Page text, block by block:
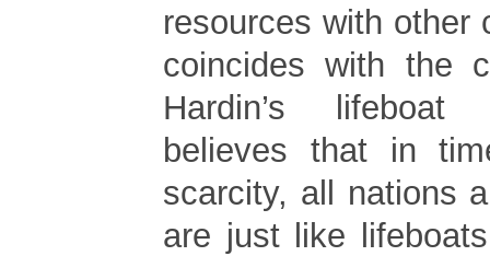
resources with other
coincides with the
Hardin’s
believes that in
scarcity, all nations
are just like